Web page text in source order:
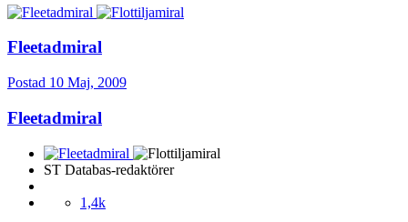
Fleetadmiral
Postad 10 Maj, 2009
Fleetadmiral
ST Databas-redaktörer
1,4k